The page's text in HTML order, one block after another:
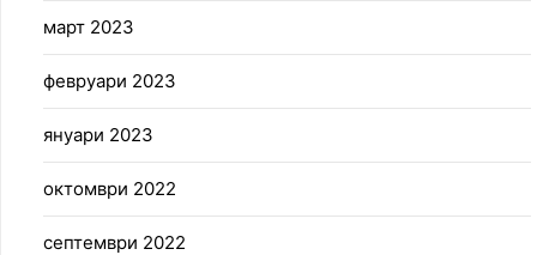
март 2023
февруари 2023
януари 2023
октомври 2022
септември 2022